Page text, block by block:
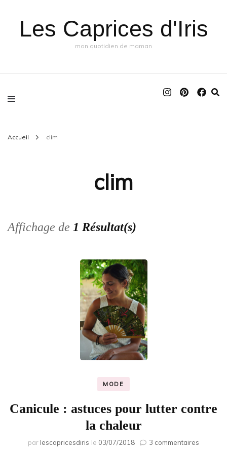
Les Caprices d'Iris
mon quotidien de maman
Accueil clim
clim
Affichage de 1 Résultat(s)
MODE
Canicule : astuces pour lutter contre
la chaleur
par lescapricesdiris le 03/07/2018 3 commentaires